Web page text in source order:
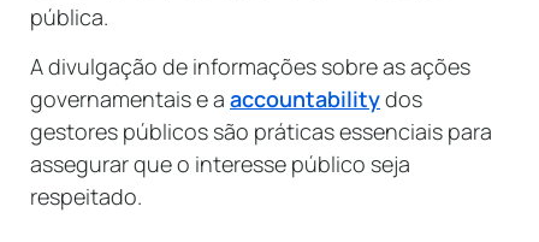
pública.
A divulgação de informações sobre as ações
governamentais e a accountabilitydos
gestores públicos são práticas essenciais para
assegurar que o interesse público seja
respeitado.